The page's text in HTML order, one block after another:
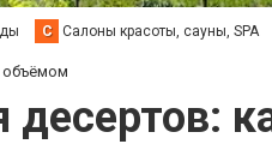
С Салоны красоты, сауны, SPA
объёмом
десертов: